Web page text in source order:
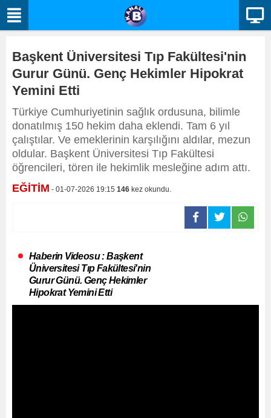
Başkent Üniversitesi Tıp Fakültesi'nin
Gurur Günü. Genç Hekimler Hipokrat
Yemini Etti
Türkiye Cumhuriyetinin sağlık ordusuna, bilimle
donatılmış 150 hekim daha eklendi. Tam 6 yıl
çalıştılar. Ve emeklerinin karşılığını aldılar, mezun
oldular. Başkent Üniversitesi Tıp Fakültesi
öğrencileri, tören ile hekimlik mesleğine adım attı.
EĞİTİM - 01-07-2026 19:15 146 kez okundu.
Haberin Videosu : Başkent
Üniversitesi Tıp Fakültesi'nin
Gurur Günü. Genç Hekimler
Hipokrat Yemini Etti